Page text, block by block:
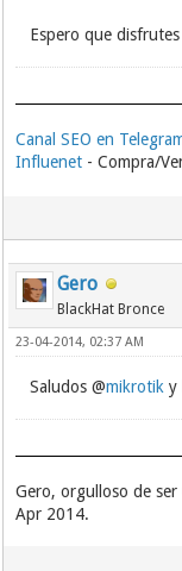
Espero que
Canal SEO en
Influenet - Compra/
Gero
BlackHat Bronce
23-04-2014, 02:37 AM
Saludos @mikrotik y
Gero, orgulloso de
Apr 2014.